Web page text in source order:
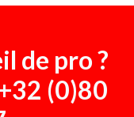
de pro ?
(0)80